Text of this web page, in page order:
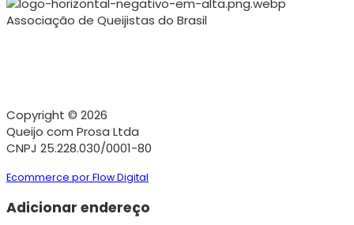
Associação de Queijistas do Brasil
Copyright © 2026
Queijo com Prosa Ltda
CNPJ 25.228.030/0001-80
Ecommerce por Flow Digital
Adicionar endereço